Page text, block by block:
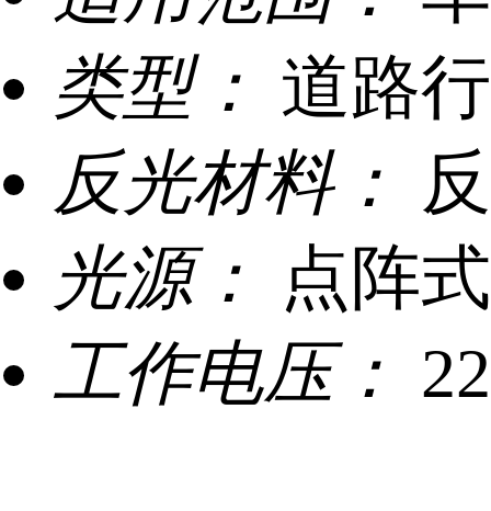
类型： 道路
反光材料：
光源：
点阵
工作电压：